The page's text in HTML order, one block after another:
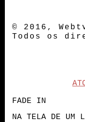
© 2016,
Todos os
FADE IN
NA TELA DE